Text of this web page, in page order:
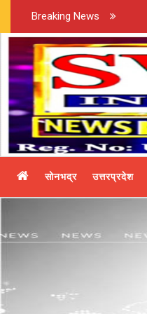
Breaking News
ट्रक की आमने-सामने भिड़ंत,
सोनभद्र उत्तरप्रदेश